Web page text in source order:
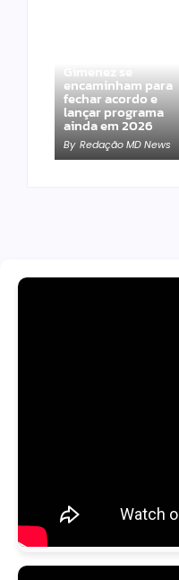
Gimenez se
encaminham para
fechar acordo e
lançar programa
ainda em 2026
By Redação MD News